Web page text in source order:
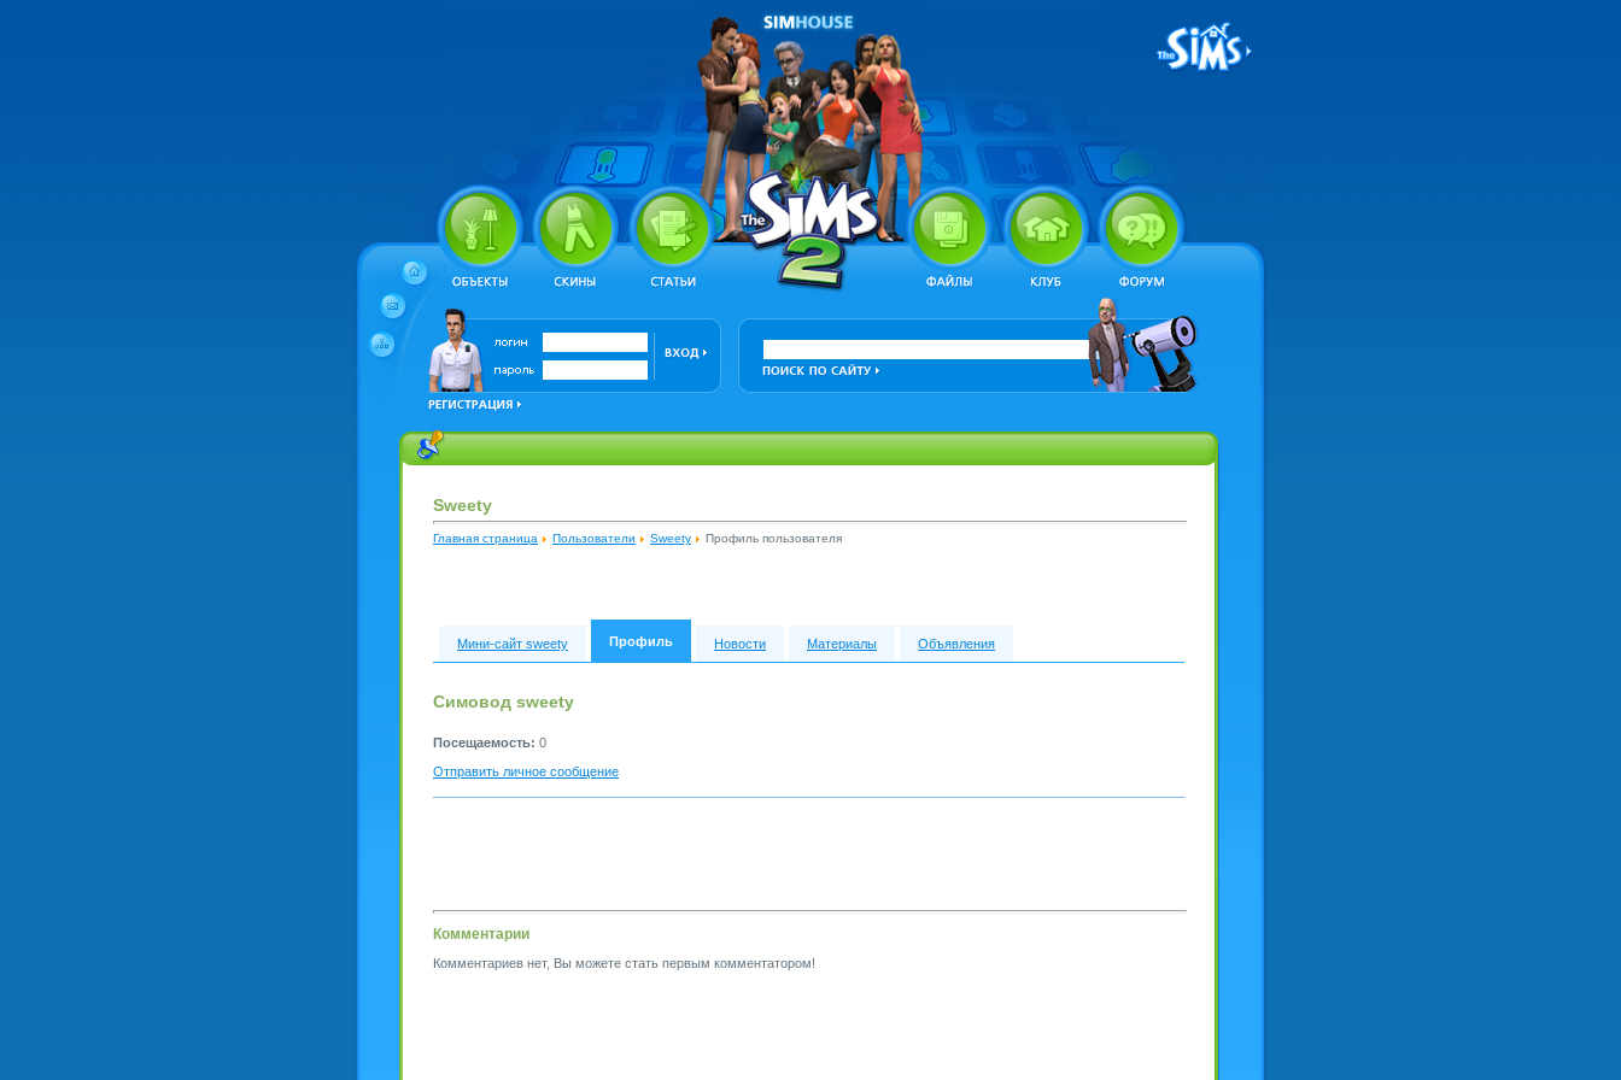
Sweety
Главная страница Пользователи Sweety Профиль пользователя
Мини-сайт sweety Профиль Новости Материалы Объявления
Симовод sweety
Посещаемость: 0
Отправить личное сообщение
Комментарии
Комментариев нет, Вы можете стать первым комментатором!